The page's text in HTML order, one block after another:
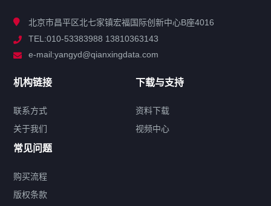
解决方案
联系方式
热门标签
北京市昌平区北七家镇宏福国际创新中心B座4016
TEL:010-53383988 13810363143
e-mail:yangyd@qianxingdata.com
机构链接
联系方式
关于我们
下载与支持
资料下载
视频中心
常见问题
购买流程
版权条款